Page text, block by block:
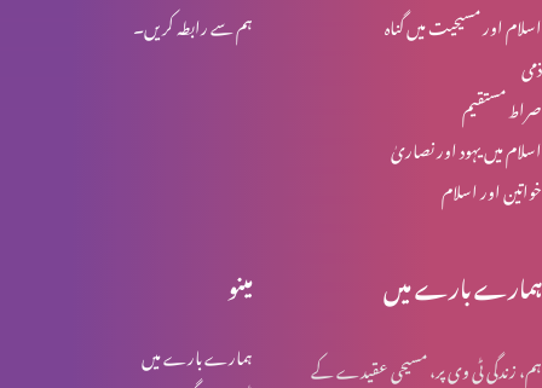
ہم سے رابطہ کریں۔
اسلام اور مسیحیت میں گناہ
ذمی
صراط مستقیم
اسلام میں یہود اور نصاریٰ
خواتین اور اسلام
مینو
ہمارے بارے میں
ہمارے بارے میں
ہم، زندگی ٹی وی پر، مسیحی عقیدے کے